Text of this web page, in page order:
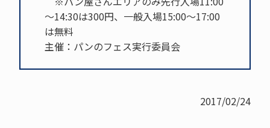
～14:30は300円、一般入場15:00〜17:00
は無料
主催：パンのフェス実行委員会
2017/02/24